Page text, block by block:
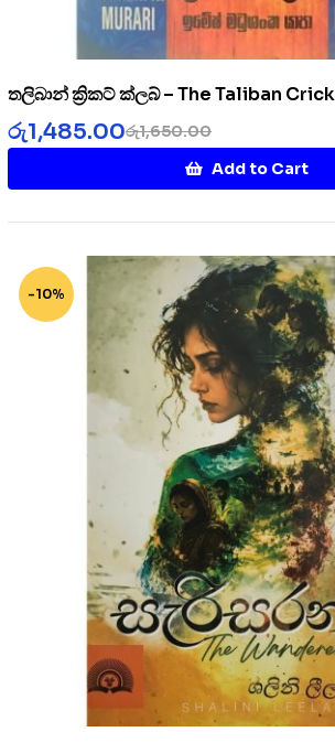
තලිබාන් ක්‍රිකට් ක්ලබ් – The Taliban
රු1,650.00
රු1,485.00
Add to Cart
-10%